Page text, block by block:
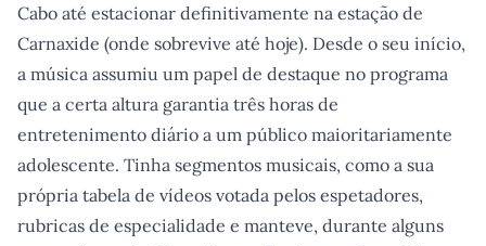
Cabo até estacionar definitivamente na estação de
Carnaxide (onde sobrevive até hoje). Desde o seu início,
a música assumiu um papel de destaque no programa
que a certa altura garantia três horas de
entretenimento diário a um público maioritariamente
adolescente. Tinha segmentos musicais, como a sua
própria tabela de vídeos votada pelos espetadores,
rubricas de especialidade e manteve, durante alguns